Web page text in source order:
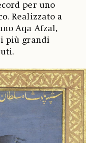
per uno
Realizzato a
Aqa Afzal,
più grandi